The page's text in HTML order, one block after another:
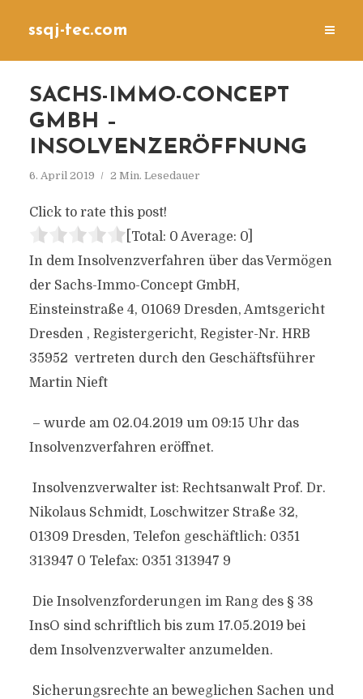
ssqj-tec.com
SACHS-IMMO-CONCEPT
GMBH –
INSOLVENZERÖFFNUNG
6. April 2019 2 Min. Lesedauer
Click to rate this post!
[Total: 0 Average: 0]
In dem Insolvenzverfahren über das Vermögen
der Sachs-Immo-Concept GmbH,
Einsteinstraße 4, 01069 Dresden, Amtsgericht
Dresden , Registergericht, Register-Nr. HRB
35952 vertreten durch den Geschäftsführer
Martin Nieft
– wurde am 02.04.2019 um 09:15 Uhr das
Insolvenzverfahren eröffnet.
Insolvenzverwalter ist: Rechtsanwalt Prof. Dr.
Nikolaus Schmidt, Loschwitzer Straße 32,
01309 Dresden, Telefon geschäftlich: 0351
313947 0 Telefax: 0351 313947 9
Die Insolvenzforderungen im Rang des § 38
InsO sind schriftlich bis zum 17.05.2019 bei
dem Insolvenzverwalter anzumelden.
Sicherungsrechte an beweglichen Sachen und